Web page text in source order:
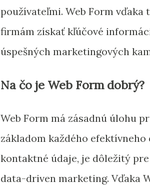
používateľmi. Web Form
firmám získať kľúčové
úspešných marketingových
Na čo je Web Form dobrý?
Web Form má zásadnú úlohu
základom každého
kontaktné údaje, je dôležitý
data-driven marketing. Vďaka